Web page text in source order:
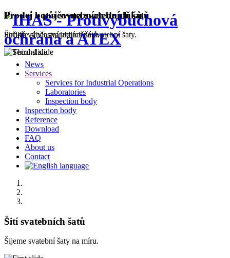
News
Services
Services for Industrial Operations
Laboratories
Inspection body
Inspection body
Reference
Download
FAQ
About us
Contact
Šití svatebních šatů
Šijeme svatební šaty na míru.
Prodej a půjčovna svatebních šatů
Široký výběr svatebních šatů.
Prodej bot a svatebních doplňků
Pořiďte si vlastní jedinečné svatební šaty.